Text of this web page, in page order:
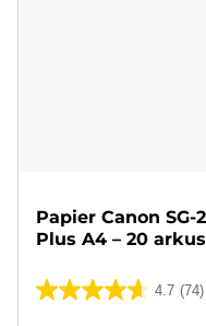
Papier Canon SG-
Plus A4 – 20
4.7 (74)
4.7